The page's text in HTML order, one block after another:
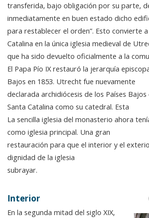
transferida, bajo obligación por su parte,
inmediatamente en buen estado dicho
para restablecer el orden”. Esto convierte
Catalina en la única iglesia medieval de
que ha sido devuelto oficialmente a la
El Papa Pío IX restauró la jerarquía
Bajos en 1853. Utrecht fue nuevamente
declarada archidiócesis de los Países Bajos
Santa Catalina como su catedral. Esta
La sencilla iglesia del monasterio ahora
como iglesia principal. Una gran
restauración para que el interior y el
dignidad de la iglesia
subrayar.
Interior
En la segunda mitad del siglo XIX,